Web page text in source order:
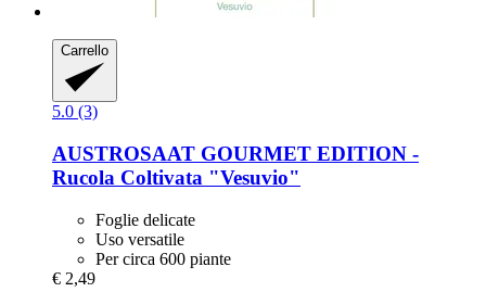
Carrello
5.0 (3)
AUSTROSAAT GOURMET EDITION -​
Rucola Coltivata "Vesuvio"
Foglie delicate
Uso versatile
Per circa 600 piante
€ 2,49